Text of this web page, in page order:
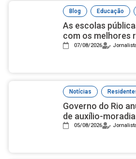
Blog , Educação ,
As escolas
com os melhores
ensino médio, de
07/08/2026
Notícias ,
Governo do Rio
de auxílio-
setembro
05/08/2026